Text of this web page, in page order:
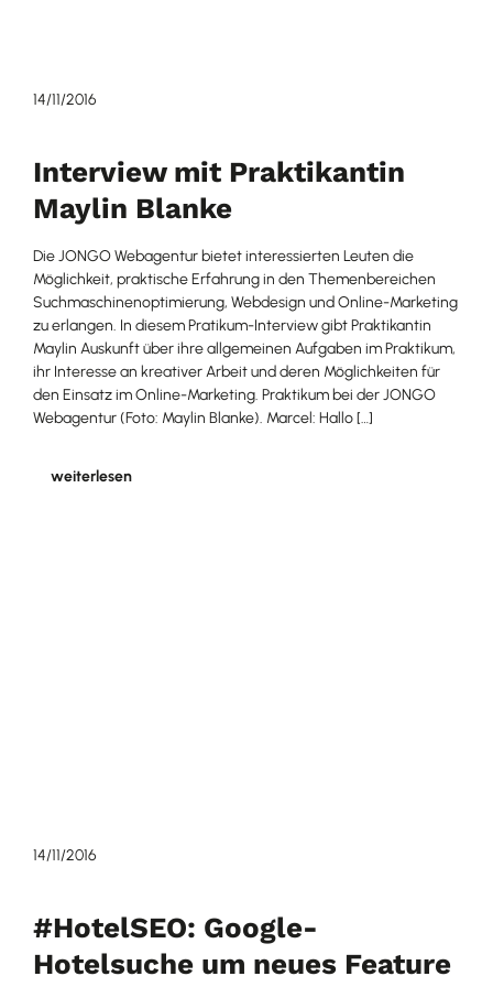
14/11/2016
Interview mit Praktikantin
Maylin Blanke
Die JONGO Webagentur bietet interessierten Leuten die
Möglichkeit, praktische Erfahrung in den Themenbereichen
Suchmaschinenoptimierung, Webdesign und Online-Marketing
zu erlangen. In diesem Pratikum-Interview gibt Praktikantin
Maylin Auskunft über ihre allgemeinen Aufgaben im Praktikum,
ihr Interesse an kreativer Arbeit und deren Möglichkeiten für
den Einsatz im Online-Marketing. Praktikum bei der JONGO
Webagentur (Foto: Maylin Blanke). Marcel: Hallo […]
weiterlesen
14/11/2016
#HotelSEO: Google-
Hotelsuche um neues Feature